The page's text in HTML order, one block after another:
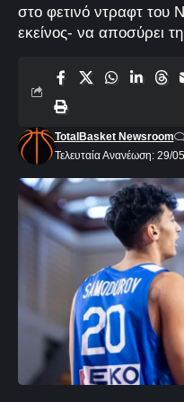
στο φετινό ντραφτ
εκείνος- να αποσύρει
Τελευταία Ανανέωση: 29/
TotalBasket Newsroom